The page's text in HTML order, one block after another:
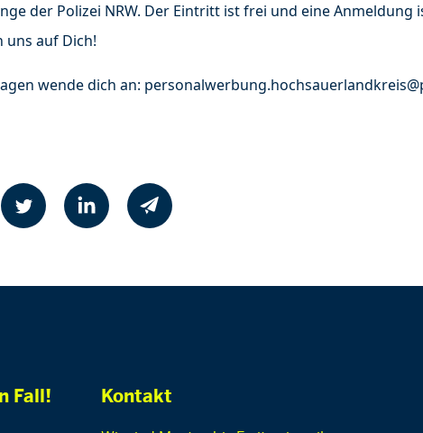
der Polizei NRW. Der Eintritt ist frei und eine Anmeldung
uns auf Dich!
wende dich an:
Fall! Kontakt